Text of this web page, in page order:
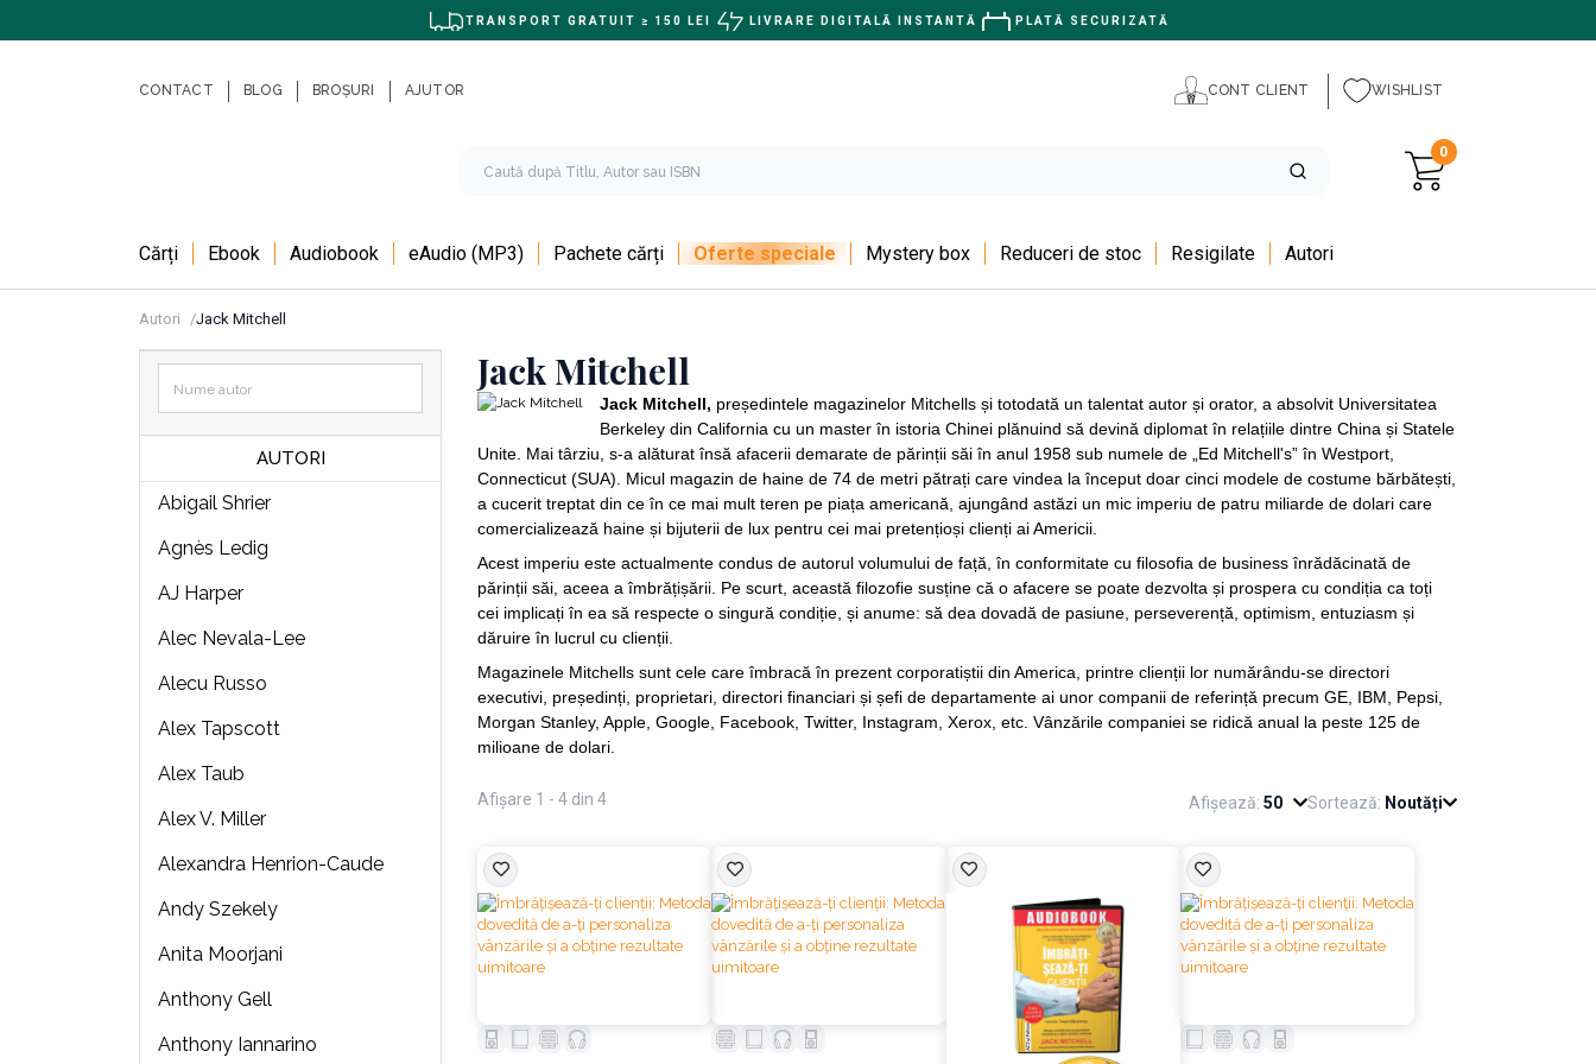
TRANSPORT GRATUIT ≥ 150 LEI LIVRARE DIGITALĂ INSTANTĂ PLATĂ SECURIZATĂ
CONTACT BLOG BROȘURI AJUTOR CONT CLIENT WISHLIST
0
Cărți Ebook Audiobook eAudio (MP3) Pachete cărți Oferte speciale Mystery box Reduceri de stoc Resigilate Autori
Autori Jack Mitchell
AUTORI
Abigail Shrier
Agnès Ledig
AJ Harper
Alec Nevala-Lee
Alecu Russo
Alex Tapscott
Alex Taub
Alex V. Miller
Alexandra Henrion-Caude
Andy Szekely
Anita Moorjani
Anthony Gell
Anthony Iannarino
Jack Mitchell
Jack Mitchell, președintele magazinelor Mitchells și totodată un talentat autor și orator, a absolvit Universitatea
Berkeley din California cu un master în istoria Chinei plănuind să devină diplomat în relațiile dintre China și Statele
Unite. Mai târziu, s-a alăturat însă afacerii demarate de părinții săi în anul 1958 sub numele de „Ed Mitchell's” în Westport,
Connecticut (SUA). Micul magazin de haine de 74 de metri pătrați care vindea la început doar cinci modele de costume bărbătești,
a cucerit treptat din ce în ce mai mult teren pe piața americană, ajungând astăzi un mic imperiu de patru miliarde de dolari care
comercializează haine și bijuterii de lux pentru cei mai pretențioși clienți ai Americii.
Acest imperiu este actualmente condus de autorul volumului de față, în conformitate cu filosofia de business înrădăcinată de
părinții săi, aceea a îmbrățișării. Pe scurt, această filozofie susține că o afacere se poate dezvolta și prospera cu condiția ca toți
cei implicați în ea să respecte o singură condiție, și anume: să dea dovadă de pasiune, perseverență, optimism, entuziasm și
dăruire în lucrul cu clienții.
Magazinele Mitchells sunt cele care îmbracă în prezent corporatiștii din America, printre clienții lor numărându-se directori
executivi, președinți, proprietari, directori financiari și șefi de departamente ai unor companii de referință precum GE, IBM, Pepsi,
Morgan Stanley, Apple, Google, Facebook, Twitter, Instagram, Xerox, etc. Vânzările companiei se ridică anual la peste 125 de
milioane de dolari.
Afișare 1 - 4 din 4 Afișează: 50 Sortează: Noutăți